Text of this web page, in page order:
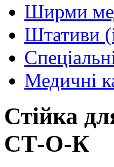
Ширми
Штативи
Медичні
Стійка
СТ-О-К